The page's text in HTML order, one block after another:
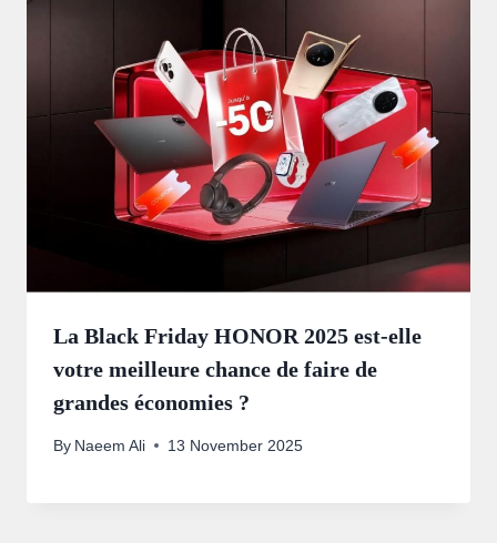
La Black Friday HONOR 2025 est-elle
votre meilleure chance de faire de
grandes économies ?
By Naeem Ali 13 November 2025